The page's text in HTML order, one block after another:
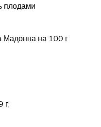
плодами
Мадонна на 100 г
г;